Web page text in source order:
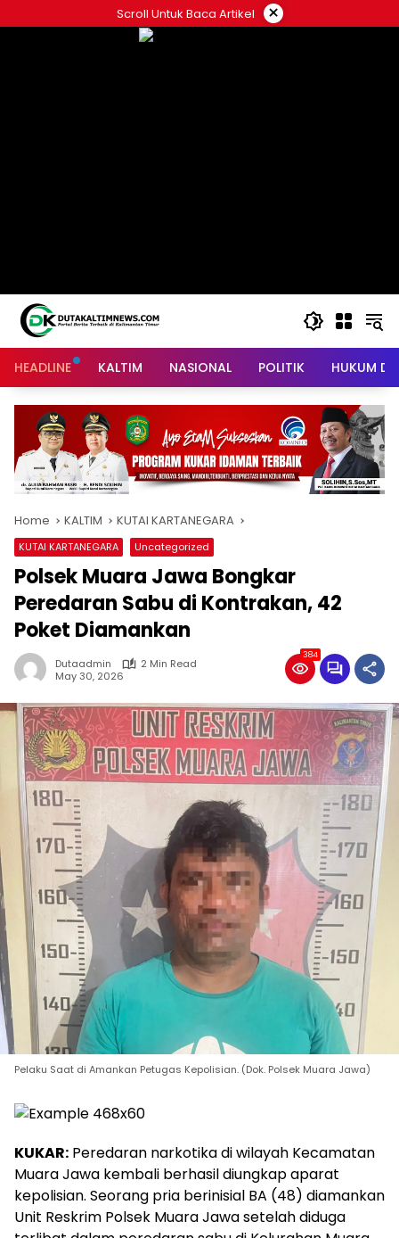
to
Scroll Untuk Baca Artikel ×
HEADLINE KALTIM NASIONAL POLITIK HUKUM
Home KALTIM KUTAI KARTANEGARA
KUTAI KARTANEGARA Uncategorized
Polsek Muara Jawa Bongkar
Peredaran Sabu di Kontrakan, 42
Poket Diamankan
Dutaadmin
2 Min Read
May 30, 2026
384
Pelaku Saat di Amankan Petugas Kepolisian. (Dok. Polsek Muara Jawa)
KUKAR: Peredaran narkotika di wilayah Kecamatan
Muara Jawa kembali berhasil diungkap aparat
kepolisian. Seorang pria berinisial BA (48) diamankan
Unit Reskrim Polsek Muara Jawa setelah diduga